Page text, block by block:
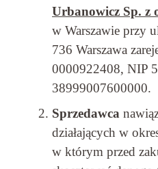
Urbanowicz Sp. z
w Warszawie przy
736 Warszawa
0000922408, NIP
38999007600000.
Sprzedawca
działających w
w którym przed